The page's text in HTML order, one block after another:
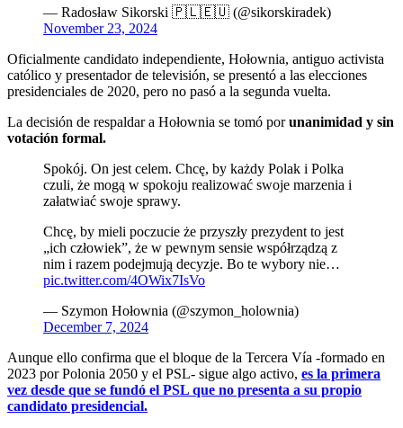
— Radosław Sikorski 🇵🇱🇪🇺 (@sikorskiradek)
November 23, 2024
Oficialmente candidato independiente, Hołownia, antiguo activista
católico y presentador de televisión, se presentó a las elecciones
presidenciales de 2020, pero no pasó a la segunda vuelta.
La decisión de respaldar a Hołownia se tomó porunanimidad y sin
votación formal.
Spokój. On jest celem. Chcę, by każdy Polak i Polka
czuli, że mogą w spokoju realizować swoje marzenia i
załatwiać swoje sprawy.
Chcę, by mieli poczucie że przyszły prezydent to jest
„ich człowiek”, że w pewnym sensie współrządzą z
nim i razem podejmują decyzje. Bo te wybory nie…
pic.twitter.com/4OWix7IsVo
— Szymon Hołownia (@szymon_holownia)
December 7, 2024
Aunque ello confirma que el bloque de la Tercera Vía -formado en
2023 por Polonia 2050 y el PSL- sigue algo activo, es la primera
vez desde que se fundó el PSL que no presenta a su propio
candidato presidencial.